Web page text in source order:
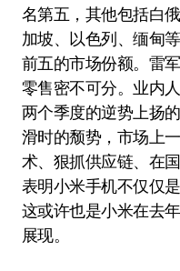
名第五，其他包括白
加坡、以色列、缅甸
前五的市场份额。雷
零售密不可分。业内
两个季度的逆势上扬
滑时的颓势，市场上
术、狠抓供应链、在
表明小米手机不仅仅
这或许也是小米在去
展现。